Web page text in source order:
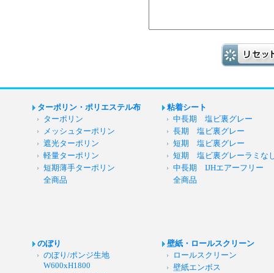
ターポリン・ポリエステル布
ターポリン
メッシュターポリン
遮光ターポリン
軽量ターポリン
短期薄手ターポリン
全商品
粘着シート
中長期 塩ビ裏グレー
長期 塩ビ裏グレー
短期 塩ビ裏グレー
短期 塩ビ裏グレーラミな
中長期 IJHエアーフリー
全商品
のぼり
のぼり/ポンジ生地
W600xH1800
壁紙・ロールスクリーン
ロールスクリーン
壁紙エンボス